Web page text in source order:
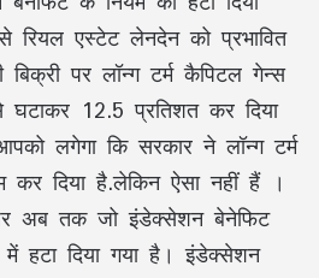
एस्टेट लेनदेन को प्रभावित
पर लॉन्ग टर्म कैपिटल गेन्स
12.5 प्रतिशत कर दिया
लगेगा कि सरकार ने लॉन्ग टर्म
दिया है.लेकिन ऐसा नहीं हैं ।
अब तक जो इंडेक्सेशन बेनेफिट
हटा दिया गया है। इंडेक्सेशन